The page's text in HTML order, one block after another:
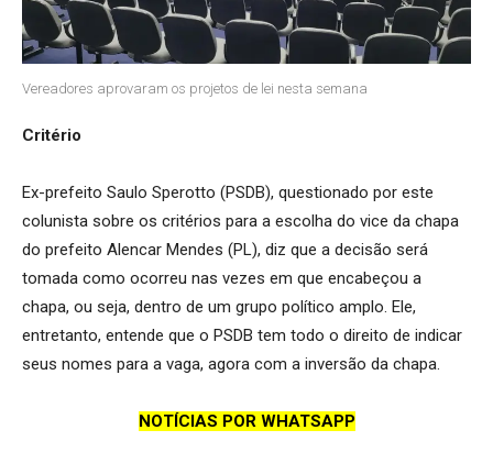
Vereadores aprovaram os projetos de lei nesta semana
Critério
Ex-prefeito Saulo Sperotto (PSDB), questionado por este
colunista sobre os critérios para a escolha do vice da chapa
do prefeito Alencar Mendes (PL), diz que a decisão será
tomada como ocorreu nas vezes em que encabeçou a
chapa, ou seja, dentro de um grupo político amplo. Ele,
entretanto, entende que o PSDB tem todo o direito de indicar
seus nomes para a vaga, agora com a inversão da chapa.
NOTÍCIAS POR WHATSAPP